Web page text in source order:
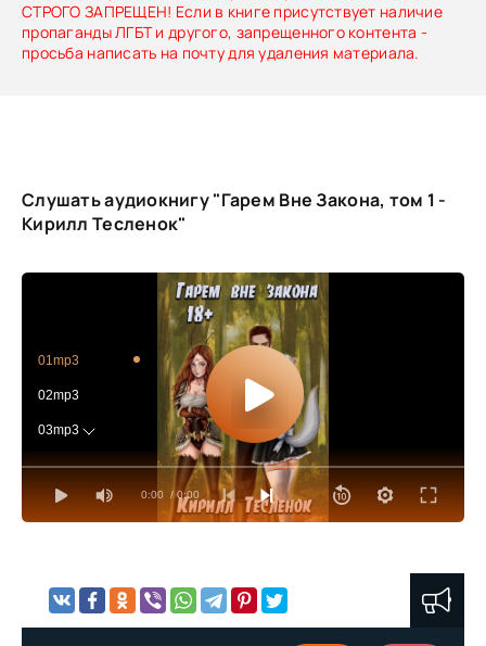
СТРОГО ЗАПРЕЩЕН! Если в книге присутствует наличие
пропаганды ЛГБТ и другого, запрещенного контента -
просьба написать на почту для удаления материала.
Слушать аудиокнигу "Гарем Вне Закона, том 1 -
Кирилл Тесленок"
0:00 / 0:00
01mp3
02mp3
03mp3
04mp3
05mp3
08mp3